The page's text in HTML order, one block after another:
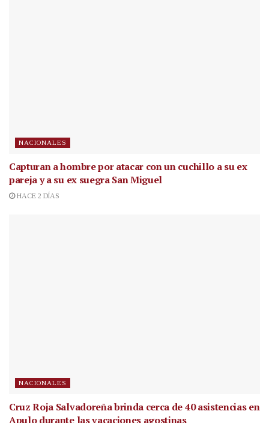
NACIONALES
Capturan a hombre por atacar con un cuchillo a su ex
pareja y a su ex suegra San Miguel
HACE 2 DÍAS
NACIONALES
Cruz Roja Salvadoreña brinda cerca de 40 asistencias en
Apulo durante las vacaciones agostinas